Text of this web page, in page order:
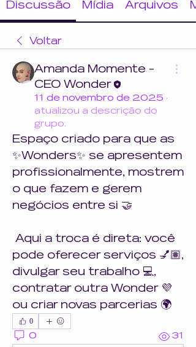
Discussão Mídia Arquivos
Voltar
Amanda Momente -
CEO Wonder
11 de novembro de 2025 ·
atualizou a descrição do
grupo.
Espaço criado para que as
✨Wonders✨ se apresentem
profissionalmente, mostrem
o que fazem e gerem
negócios entre si 🤝
pode oferecer serviços 💅🏽,
divulgar seu trabalho 💻,
contratar outra Wonder 💜
ou criar novas parcerias 🌍
0
0 31